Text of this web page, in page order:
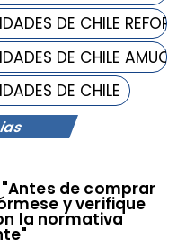
"Antes de comprar
y verifique
la normativa
DE CHILE
DE CHILE
DE CHILE